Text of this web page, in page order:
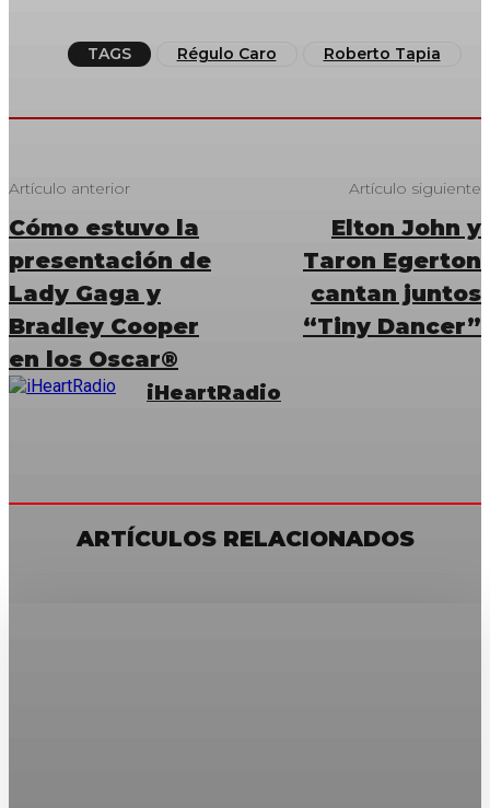
TAGS Régulo Caro Roberto Tapia
Artículo anterior
Cómo estuvo la
presentación de
Lady Gaga y
Bradley Cooper
en los Oscar®
Artículo siguiente
Elton John y
Taron Egerton
cantan juntos
“Tiny Dancer”
iHeartRadio
ARTÍCULOS RELACIONADOS